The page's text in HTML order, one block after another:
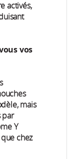
activés,
vos
mais
par
Y
chez